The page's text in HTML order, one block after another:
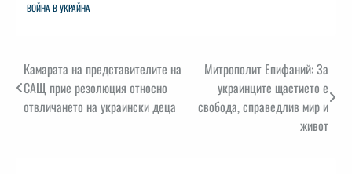
ВОЙНА В УКРАЙНА
Навигация
Камарата на представителите на
САЩ прие резолюция относно
отвличането на украински деца
Митрополит Епифаний: За
украинците щастието е
свобода, справедлив мир и
живот